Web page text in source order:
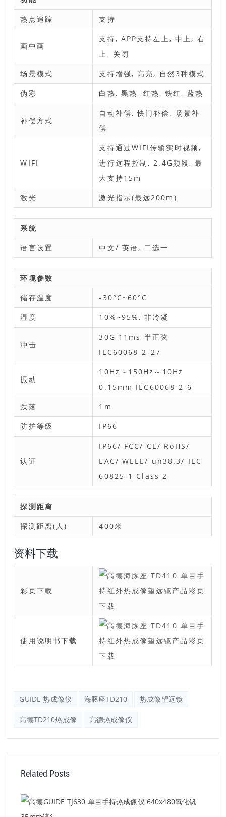
热点追踪 支持
画中画
支持, APP支持左上, 中上, 右
上, 关闭
场景模式 支持增强, 高亮, 自然3种模式
伪彩 白热, 黑热, 红热, 铁红, 蓝热
补偿方式
自动补偿, 快门补偿, 场景补
偿
WIFI
支持通过WIFI传输实时视频,
进行远程控制, 2.4G频段, 最
大支持15m
激光 激光指示(最远200m)
系统
语言设置 中文/ 英语, 二选一
环境参数
储存温度 -30°C~60°C
湿度 10%~95%, 非冷凝
冲击
30G 11ms 半正弦
IEC60068-2-27
振动
10Hz～150Hz～10Hz
0.15mm IEC60068-2-6
跌落 1m
防护等级 IP66
认证
IP66/ FCC/ CE/ RoHS/
EAC/ WEEE/ un38.3/ IEC
60825-1 Class 2
探测距离
探测距离(人) 400米
资料下载
彩页下载
使用说明书下载
GUIDE 热成像仪 海豚座TD210 热成像望远镜
高德TD210热成像 高德热成像仪
Related Posts